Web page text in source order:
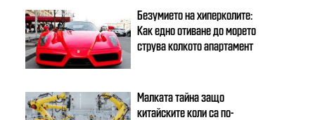
Безумието на хиперколите:
Как едно отиване до морето
струва колкото апартамент
Малката тайна защо
китайските коли са по-